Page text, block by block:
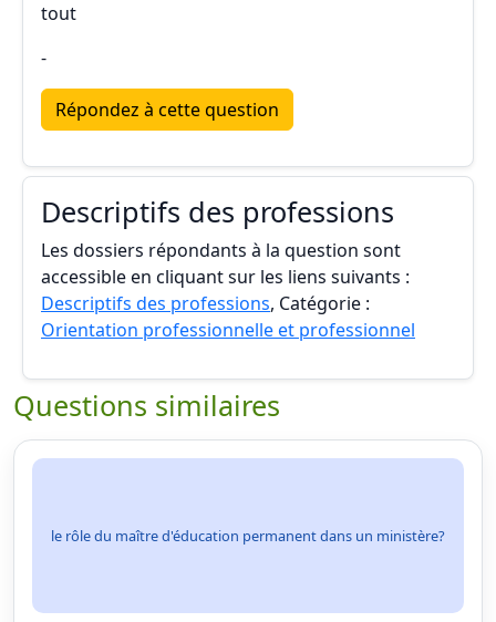
tout
-
Répondez à cette question
Descriptifs des professions
Les dossiers répondants à la question sont
accessible en cliquant sur les liens suivants :
Descriptifs des professions, Catégorie :
Orientation professionnelle et professionnel
Questions similaires
le rôle du maître d'éducation permanent dans un ministère?